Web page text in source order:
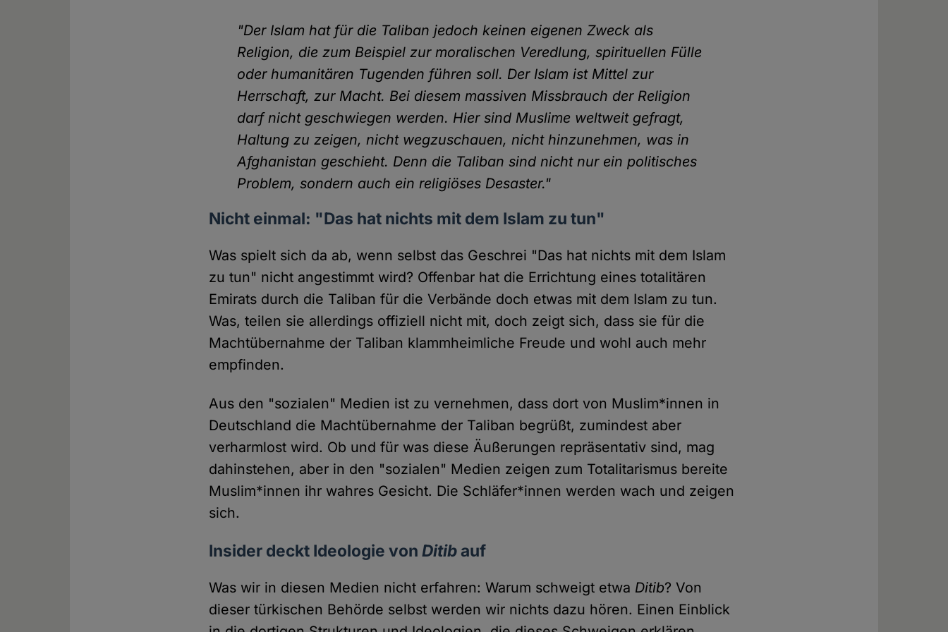
"Der Islam hat für die Taliban jedoch keinen eigenen Zweck als
Religion, die zum Beispiel zur moralischen Veredlung, spirituellen Fülle
oder humanitären Tugenden führen soll. Der Islam ist Mittel zur
Herrschaft, zur Macht. Bei diesem massiven Missbrauch der Religion
darf nicht geschwiegen werden. Hier sind Muslime weltweit gefragt,
Haltung zu zeigen, nicht wegzuschauen, nicht hinzunehmen, was in
Afghanistan geschieht. Denn die Taliban sind nicht nur ein politisches
Problem, sondern auch ein religiöses Desaster."
Nicht einmal: "Das hat nichts mit dem Islam zu tun"
Was spielt sich da ab, wenn selbst das Geschrei "Das hat nichts mit dem Islam
zu tun" nicht angestimmt wird? Offenbar hat die Errichtung eines totalitären
Emirats durch die Taliban für die Verbände doch etwas mit dem Islam zu tun.
Was, teilen sie allerdings offiziell nicht mit, doch zeigt sich, dass sie für die
Machtübernahme der Taliban klammheimliche Freude und wohl auch mehr
empfinden.
Aus den "sozialen" Medien ist zu vernehmen, dass dort von Muslim*innen in
Deutschland die Machtübernahme der Taliban begrüßt, zumindest aber
verharmlost wird. Ob und für was diese Äußerungen repräsentativ sind, mag
dahinstehen, aber in den "sozialen" Medien zeigen zum Totalitarismus bereite
Muslim*innen ihr wahres Gesicht. Die Schläfer*innen werden wach und zeigen
sich.
Insider deckt Ideologie vonDitibauf
Was wir in diesen Medien nicht erfahren: Warum schweigt etwa Ditib? Von
dieser türkischen Behörde selbst werden wir nichts dazu hören. Einen Einblick